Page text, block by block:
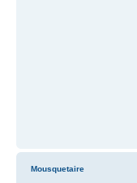
Mousquetaire